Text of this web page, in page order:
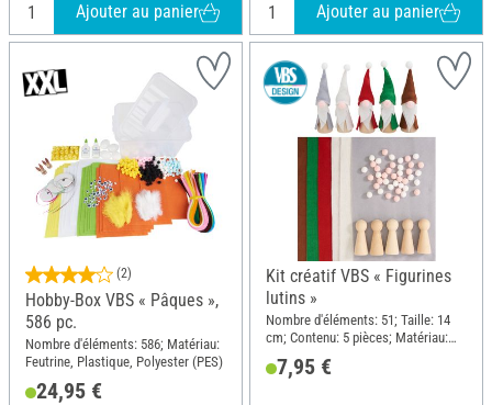
Ajouter au panier Ajouter au panier
(2)
Hobby-Box VBS « Pâques »,
586 pc.
Nombre d'éléments: 586; Matériau:
Feutrine, Plastique, Polyester (PES)
24,95 €
Kit créatif VBS « Figurines
lutins »
Nombre d'éléments: 51; Taille: 14
cm; Contenu: 5 pièces; Matériau:
7,95 €